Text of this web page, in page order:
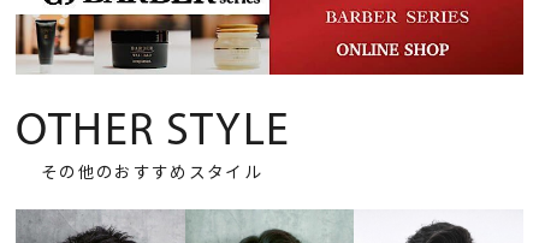
OTHER STYLE
その他のおすすめスタイル